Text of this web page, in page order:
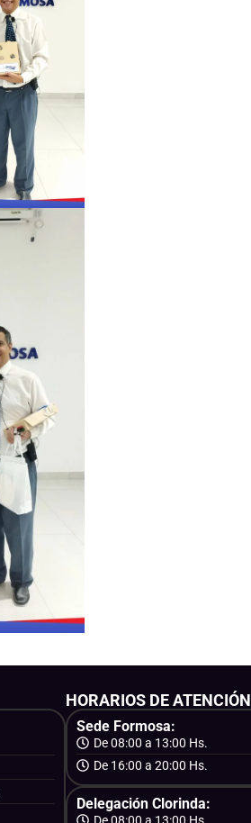
HORARIOS DE ATENCIÓN
Sede Formosa:
De 08:00 a 13:00 Hs.
De 16:00 a 20:00 Hs.
Delegación Clorinda:
De 08:00 a 13:00 Hs.